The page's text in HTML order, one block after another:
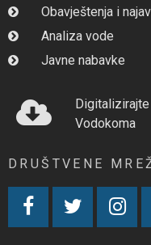
Obavještenja i
Analiza vode
Javne nabavke
Vodokoma
DRUŠTVENE